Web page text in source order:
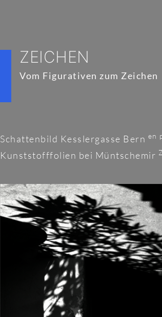
ZEICHEN
Vom Figurativen zum Zeichen
Schattenbild Kesslergasse Bern en
Kunststofffolien bei Müntschemir